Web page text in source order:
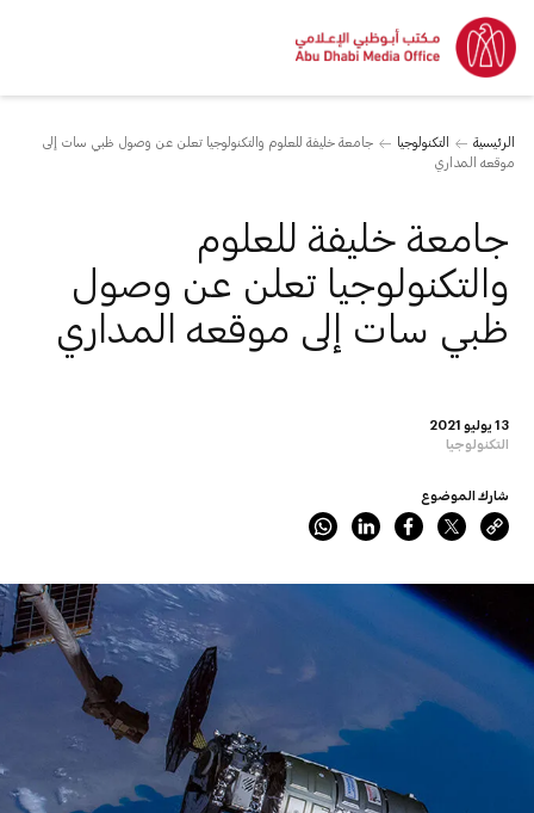
الرئيسية التكنولوجيا
جامعة خليفة للعلوم والتكنولوجيا تعلن عن وصول ظبي سات إلى
موقعه المداري
13 يوليو 2021
التكنولوجيا
جامعة خليفة للعلوم
والتكنولوجيا تعلن عن وصول
ظبي سات إلى موقعه المداري
شارك الموضوع